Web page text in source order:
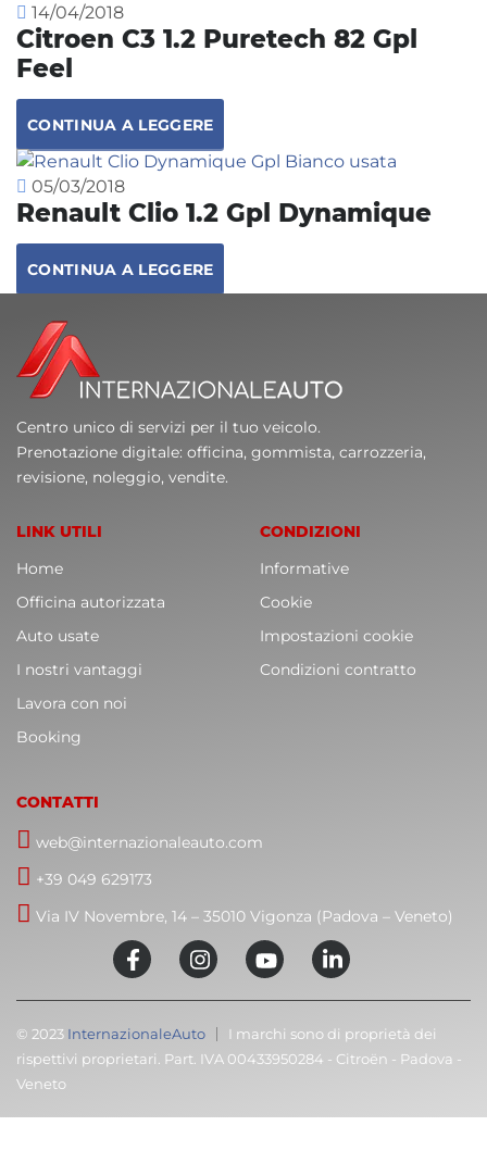
14/04/2018
Citroen C3 1.2 Puretech 82 Gpl
Feel
CONTINUA A LEGGERE
05/03/2018
Renault Clio 1.2 Gpl Dynamique
CONTINUA A LEGGERE
Centro unico di servizi per il tuo veicolo.
Prenotazione digitale: officina, gommista, carrozzeria,
revisione, noleggio, vendite.
LINK UTILI
Home
Officina autorizzata
Auto usate
I nostri vantaggi
Lavora con noi
Booking
CONDIZIONI
Informative
Cookie
Impostazioni cookie
Condizioni contratto
CONTATTI
web@internazionaleauto.com
+39 049 629173
Via IV Novembre, 14 – 35010 Vigonza (Padova – Veneto)
© 2023 InternazionaleAuto
I marchi sono di proprietà dei
rispettivi proprietari. Part. IVA 00433950284 - Citroën - Padova -
Veneto